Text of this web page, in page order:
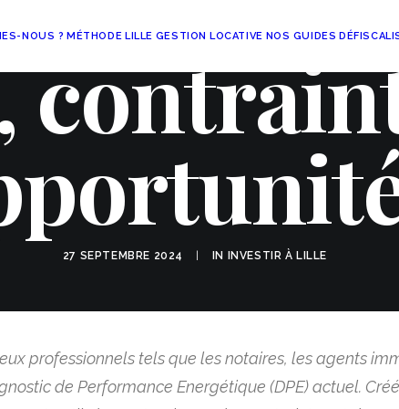
NOUS ? MÉTHODE LILLE GESTION LOCATIVE NOS GUIDES
27 SEPTEMBRE 2024 IN INVESTIR À LILLE
professionnels tels que les notaires, les agents
de Performance Energétique (DPE) actuel.